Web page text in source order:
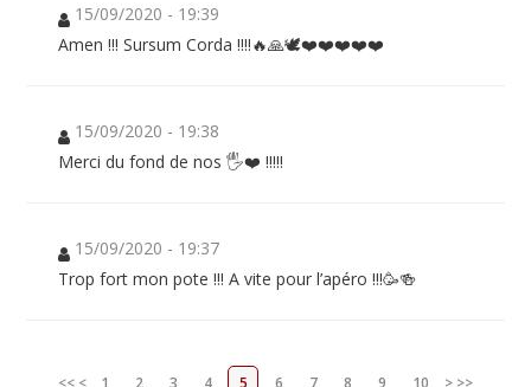
15/09/2020 - 19:39
Amen !!! Sursum Corda !!!!🔥🙏🕊❤️❤️❤️❤️❤️
15/09/2020 - 19:38
Merci du fond de nos 🖐❤️ !!!!!
15/09/2020 - 19:37
Trop fort mon pote !!! A vite pour l’apéro !!!🥳🍻
<< < 1 2 3 4 5 6 7 8 9 10 > >>